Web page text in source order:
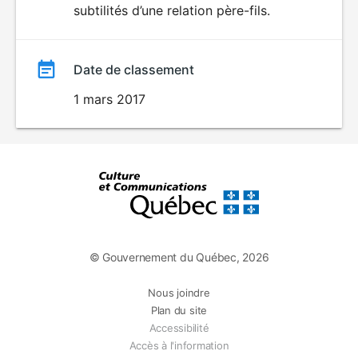
subtilités d’une relation père-fils.
Date de classement
1 mars 2017
© Gouvernement du Québec, 2026
Nous joindre
Plan du site
Accessibilité
Accès à l'information